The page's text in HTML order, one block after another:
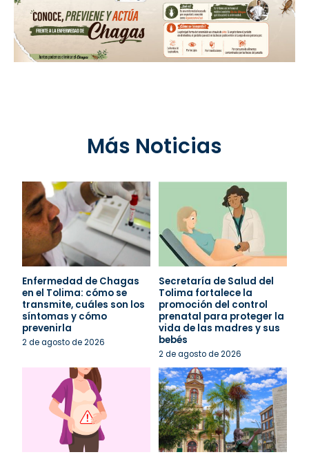
Más Noticias
Enfermedad de Chagas
en el Tolima: cómo se
transmite, cuáles son los
síntomas y cómo
prevenirla
2 de agosto de 2026
Secretaría de Salud del
Tolima fortalece la
promoción del control
prenatal para proteger la
vida de las madres y sus
bebés
2 de agosto de 2026